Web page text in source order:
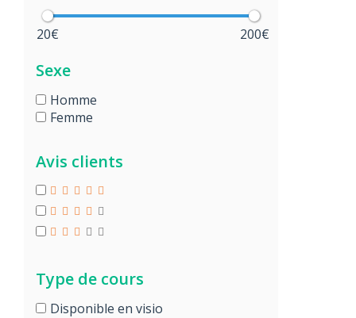
20€ 200€
Sexe
Homme
Femme
Avis clients
Type de cours
Disponible en visio